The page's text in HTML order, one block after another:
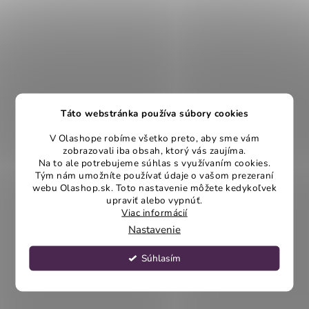
Táto webstránka používa súbory cookies
V Olashope robíme všetko preto, aby sme vám
zobrazovali iba obsah, ktorý vás zaujíma.
Na to ale potrebujeme súhlas s využívaním cookies.
Tým nám umožníte používať údaje o vašom prezeraní
webu Olashop.sk. Toto nastavenie môžete kedykoľvek
upraviť alebo vypnúť.
Viac informácií
Nastavenie
Súhlasím